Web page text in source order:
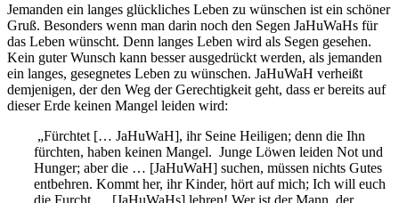
Jemanden ein langes glückliches Leben zu wünschen ist ein schöner
Gruß. Besonders wenn man darin noch den Segen JaHuWaHs für
das Leben wünscht. Denn langes Leben wird als Segen gesehen.
Kein guter Wunsch kann besser ausgedrückt werden, als jemanden
ein langes, gesegnetes Leben zu wünschen. JaHuWaH verheißt
demjenigen, der den Weg der Gerechtigkeit geht, dass er bereits auf
dieser Erde keinen Mangel leiden wird:
„Fürchtet [… JaHuWaH], ihr Seine Heiligen; denn die Ihn
fürchten, haben keinen Mangel. Junge Löwen leiden Not und
Hunger; aber die … [JaHuWaH] suchen, müssen nichts Gutes
entbehren. Kommt her, ihr Kinder, hört auf mich; Ich will euch
die Furcht … [JaHuWaHs] lehren! Wer ist der Mann, der